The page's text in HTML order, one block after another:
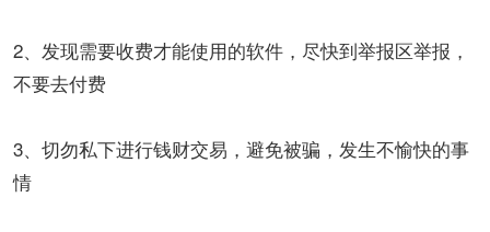
2、发现需要收费才能使用的软件，尽快到举报区举报，
不要去付费
3、切勿私下进行钱财交易，避免被骗，发生不愉快的事
情